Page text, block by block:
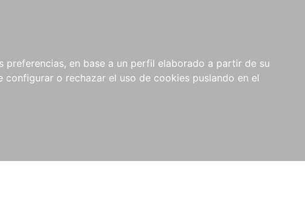
en base a un perfil elaborado a partir de su
configurar o rechazar el uso de cookies puslando en el
NOVEDADES NOTICIAS
COMPRAS
INSTITUCIONALES